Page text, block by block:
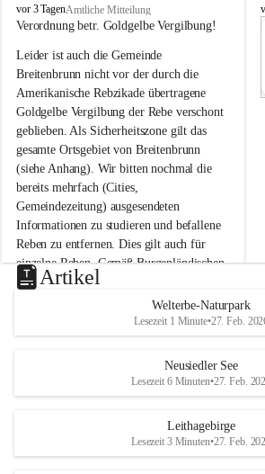
B
r
i
t
e
n
b
r
u
n
n
a
m
N
e
u
s
d
S
vor 3 TagenAmtliche Mitteilung
Verordnung betr. Goldgelbe Vergilbung!
Leider ist auch die Gemeinde
Breitenbrunn nicht vor der durch die
Amerikanische Rebzikade übertragene
Goldgelbe Vergilbung der Rebe verschont
geblieben. Als Sicherheitszone gilt das
gesamte Ortsgebiet von Breitenbrunn
(siehe Anhang). Wir bitten nochmal die
bereits mehrfach (Cities,
Gemeindezeitung) ausgesendeten
Informationen zu studieren und befallene
Reben zu entfernen. Dies gilt auch für
einzelne Reben. Gemäß Burgenländischen
Weinbaugesetz sind nicht gepflegte oder
unzulässige Weingärten zu roden! Bitte
helfen wir zusammen um unsere Winzer
vor den prognostizierten Ernteausfällen
und den daraus folgenden wirtschaftlichen
Maßnahmen zur Bekämpfung
r
Artikel
Welterbe-Naturpark
Lesezeit 1 Minute•27. Feb.
Neusiedler See
Lesezeit 6 Minuten•27. Feb.
Leithagebirge
Lesezeit 3 Minuten•27. Feb.